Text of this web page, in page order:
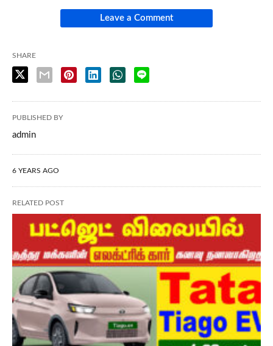
Leave a Comment
SHARE
PUBLISHED BY
admin
6 YEARS AGO
RELATED POST